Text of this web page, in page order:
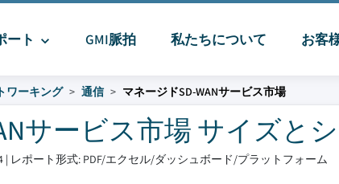
ート GMI脈拍 私たちについて お客
ワーキング 通信 マネージドSD-WANサービス市場
サービス市場 サイズと
| レポート形式: PDF/エクセル/ダッシュボード/プラットフォーム